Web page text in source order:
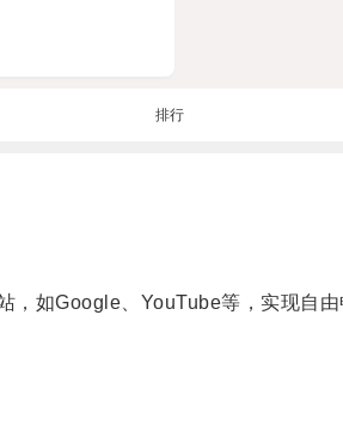
排行
如Google、YouTube等，实现自由